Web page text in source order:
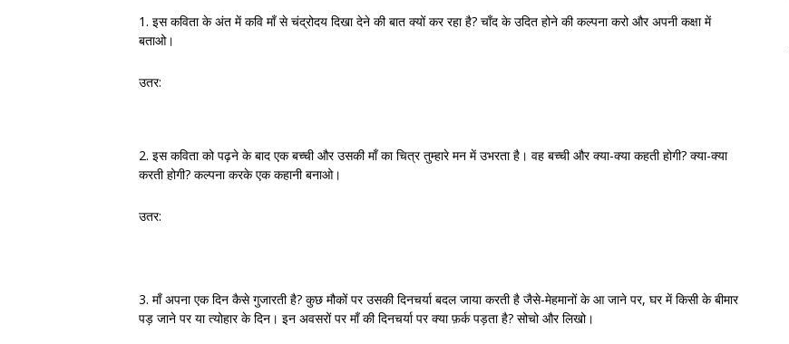
1. इस कविता के अंत में कवि माँ से चंद्रोदय दिखा देने की बात क्यों कर रहा है? चाँद के उदित होने की कल्पना करो और अपनी कक्षा में
बताओ।
उतर:
2. इस कविता को पढ़ने के बाद एक बच्ची और उसकी माँ का चित्र तुम्हारे मन में उभरता है। वह बच्ची और क्या-क्या कहती होगी? क्या-क्या
करती होगी? कल्पना करके एक कहानी बनाओ।
उतर:
3. माँ अपना एक दिन कैसे गुजारती है? कुछ मौकों पर उसकी दिनचर्या बदल जाया करती है जैसे-मेहमानों के आ जाने पर, घर में किसी के बीमार
पड़ जाने पर या त्योहार के दिन। इन अवसरों पर माँ की दिनचर्या पर क्या फ़र्क पड़ता है? सोचो और लिखो।